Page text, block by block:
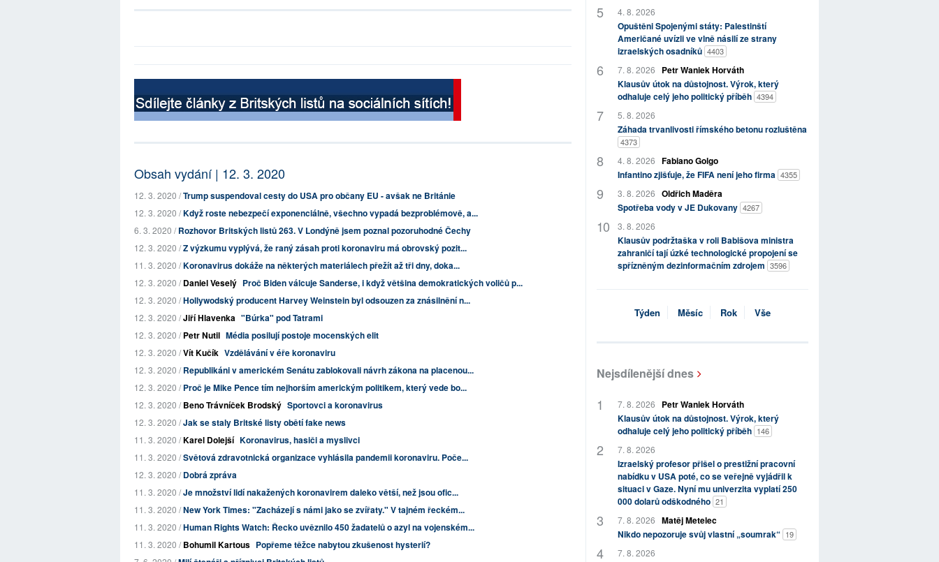
Obsah vydání | 12. 3. 2020
12. 3. 2020 /Trump suspendoval cesty do USA pro občany EU - avšak ne Británie
12. 3. 2020 /Když roste nebezpečí exponenciálně, všechno vypadá bezproblémově, a...
6. 3. 2020 /Rozhovor Britských listů 263. V Londýně jsem poznal pozoruhodné Čechy
12. 3. 2020 /Z výzkumu vyplývá, že raný zásah proti koronaviru má obrovský pozit...
11. 3. 2020 /Koronavirus dokáže na některých materiálech přežít až tři dny, doka...
12. 3. 2020 /Daniel Veselý Proč Biden válcuje Sanderse, i když většina demokratických voličů p...
12. 3. 2020 /Hollywodský producent Harvey Weinstein byl odsouzen za znásilnění n...
12. 3. 2020 /Jiří Hlavenka "Búrka" pod Tatrami
12. 3. 2020 /Petr Nutil Média posilují postoje mocenských elit
12. 3. 2020 /Vít Kučík Vzdělávání v éře koronaviru
12. 3. 2020 /Republikáni v americkém Senátu zablokovali návrh zákona na placenou...
12. 3. 2020 /Proč je Mike Pence tím nejhorším americkým politikem, který vede bo...
12. 3. 2020 /Beno Trávníček Brodský Sportovci a koronavirus
12. 3. 2020 /Jak se staly Britské listy obětí fake news
11. 3. 2020 /Karel Dolejší Koronavirus, hasiči a myslivci
11. 3. 2020 /Světová zdravotnická organizace vyhlásila pandemii koronaviru. Poče...
12. 3. 2020 /Dobrá zpráva
11. 3. 2020 /Je množství lidí nakažených koronavirem daleko větší, než jsou ofic...
11. 3. 2020 /New York Times: "Zacházejí s námi jako se zvířaty." V tajném řeckém...
11. 3. 2020 /Human Rights Watch: Řecko uvěznilo 450 žadatelů o azyl na vojenském...
11. 3. 2020 /Bohumil Kartous Popřeme těžce nabytou zkušenost hysterií?
4. 8. 2026
Opuštěni Spojenými státy: Palestinští
Američané uvízli ve vlně násilí ze strany
izraelských osadníků 4403
7. 8. 2026
Petr Waniek Horváth
Klausův útok na důstojnost. Výrok, který
odhaluje celý jeho politický příběh 4394
5. 8. 2026
Záhada trvanlivosti římského betonu rozluštěna
4373
4. 8. 2026 Fabiano Golgo
Infantino zjišťuje, že FIFA není jeho firma 4355
3. 8. 2026 Oldřich Maděra
Spotřeba vody v JE Dukovany 4267
3. 8. 2026
Klausův podržtaška v roli Babišova ministra
zahraničí tají úzké technologické propojení se
spřízněným dezinformačním zdrojem 3596
Týden Měsíc Rok Vše
Nejsdílenější dnes
7. 8. 2026
Petr Waniek Horváth
Klausův útok na důstojnost. Výrok, který
odhaluje celý jeho politický příběh 146
7. 8. 2026
Izraelský profesor přišel o prestižní pracovní
nabídku v USA poté, co se veřejně vyjádřil k
situaci v Gaze. Nyní mu univerzita vyplatí 250
000 dolarů odškodného 21
7. 8. 2026 Matěj Metelec
Nikdo nepozoruje svůj vlastní „soumrak“ 19
7. 8. 2026